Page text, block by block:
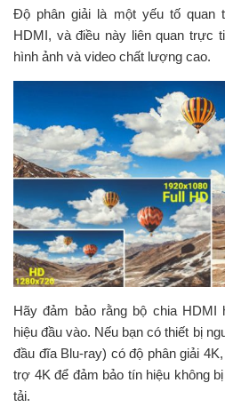
Độ phân giải là một yếu tố quan
HDMI, và điều này liên quan trực
hình ảnh và video chất lượng cao.
Hãy đảm bảo rằng bộ chia
hiệu đầu vào. Nếu bạn có thiết bị
đầu đĩa Blu-ray) có độ phân giải
trợ 4K để đảm bảo tín hiệu không
tải.